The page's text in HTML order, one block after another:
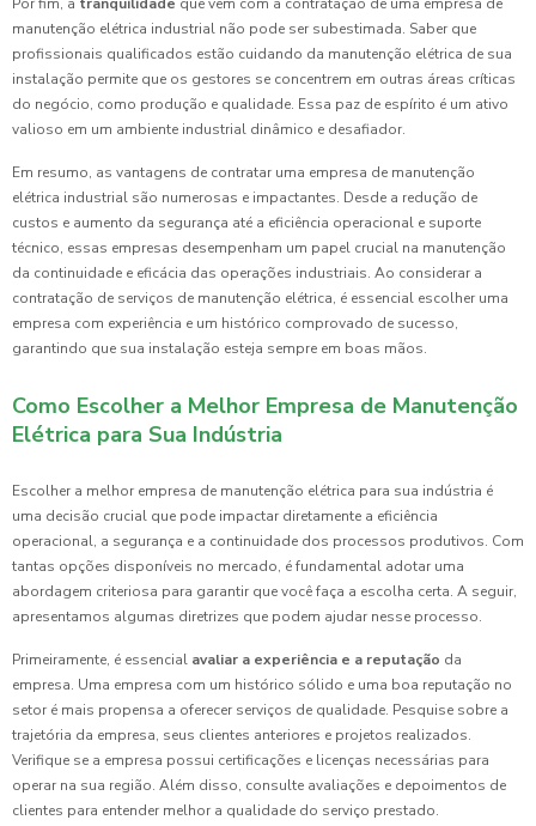
Por fim, a tranquilidade que vem com a contratação de uma empresa de
manutenção elétrica industrial não pode ser subestimada. Saber que
profissionais qualificados estão cuidando da manutenção elétrica de sua
instalação permite que os gestores se concentrem em outras áreas críticas
do negócio, como produção e qualidade. Essa paz de espírito é um ativo
valioso em um ambiente industrial dinâmico e desafiador.
Em resumo, as vantagens de contratar uma empresa de manutenção
elétrica industrial são numerosas e impactantes. Desde a redução de
custos e aumento da segurança até a eficiência operacional e suporte
técnico, essas empresas desempenham um papel crucial na manutenção
da continuidade e eficácia das operações industriais. Ao considerar a
contratação de serviços de manutenção elétrica, é essencial escolher uma
empresa com experiência e um histórico comprovado de sucesso,
garantindo que sua instalação esteja sempre em boas mãos.
Como Escolher a Melhor Empresa de Manutenção
Elétrica para Sua Indústria
Escolher a melhor empresa de manutenção elétrica para sua indústria é
uma decisão crucial que pode impactar diretamente a eficiência
operacional, a segurança e a continuidade dos processos produtivos. Com
tantas opções disponíveis no mercado, é fundamental adotar uma
abordagem criteriosa para garantir que você faça a escolha certa. A seguir,
apresentamos algumas diretrizes que podem ajudar nesse processo.
Primeiramente, é essencial avaliar a experiência e a reputação da
empresa. Uma empresa com um histórico sólido e uma boa reputação no
setor é mais propensa a oferecer serviços de qualidade. Pesquise sobre a
trajetória da empresa, seus clientes anteriores e projetos realizados.
Verifique se a empresa possui certificações e licenças necessárias para
operar na sua região. Além disso, consulte avaliações e depoimentos de
clientes para entender melhor a qualidade do serviço prestado.